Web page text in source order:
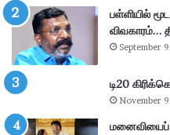
க்
கை
4
.
3
கோ
பள்ளியில்
விவகாரம்…
September
டி20
November
மனைவியைப்